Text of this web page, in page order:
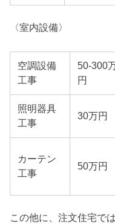
〈室内設備〉
空調設備
工事
50-300
円
照明器具
工事
30万円
カーテン
工事
50万円
この他に、注文住宅で